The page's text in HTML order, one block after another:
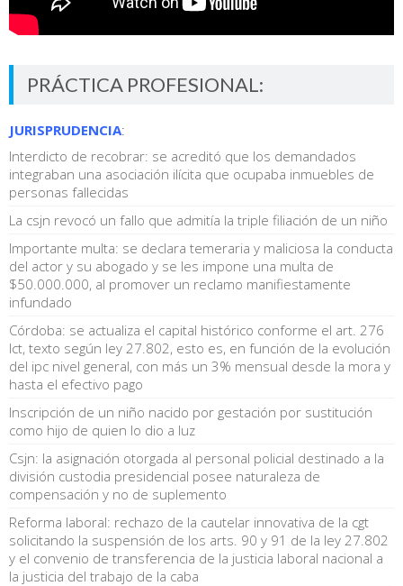
PRÁCTICA PROFESIONAL:
JURISPRUDENCIA:
Interdicto de recobrar: se acreditó que los demandados
integraban una asociación ilícita que ocupaba inmuebles de
personas fallecidas
La csjn revocó un fallo que admitía la triple filiación de un niño
Importante multa: se declara temeraria y maliciosa la conducta
del actor y su abogado y se les impone una multa de
$50.000.000, al promover un reclamo manifiestamente
infundado
Córdoba: se actualiza el capital histórico conforme el art. 276
lct, texto según ley 27.802, esto es, en función de la evolución
del ipc nivel general, con más un 3% mensual desde la mora y
hasta el efectivo pago
Inscripción de un niño nacido por gestación por sustitución
como hijo de quien lo dio a luz
Csjn: la asignación otorgada al personal policial destinado a la
división custodia presidencial posee naturaleza de
compensación y no de suplemento
Reforma laboral: rechazo de la cautelar innovativa de la cgt
solicitando la suspensión de los arts. 90 y 91 de la ley 27.802
y el convenio de transferencia de la justicia laboral nacional a
la justicia del trabajo de la caba